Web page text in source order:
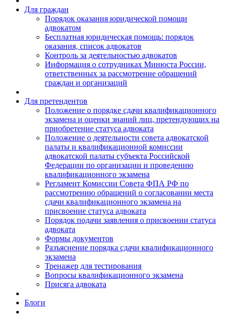
Для граждан
Порядок оказания юридической помощи
адвокатом
Бесплатная юридическая помощь: порядок
оказания, список адвокатов
Контроль за деятельностью адвокатов
Информация о сотрудниках Минюста России,
ответственных за рассмотрение обращений
граждан и организаций
Для претендентов
Положение о порядке сдачи квалификационного
экзамена и оценки знаний лиц, претендующих на
приобретение статуса адвоката
Положение о деятельности совета адвокатской
палаты и квалификационной комиссии
адвокатской палаты субъекта Российской
Федерации по организации и проведению
квалификационного экзамена
Регламент Комиссии Совета ФПА РФ по
рассмотрению обращений о согласовании места
сдачи квалификационного экзамена на
присвоение статуса адвоката
Порядок подачи заявления о присвоении статуса
адвоката
Формы документов
Разъяснение порядка сдачи квалификационного
экзамена
Тренажер для тестирования
Вопросы квалификационного экзамена
Присяга адвоката
Блоги